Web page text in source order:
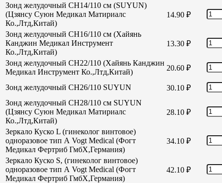
Зонд желудочный CH14/110 см (SUYUN)
(Цзянсу Суюн Медикал Матириалс
Ко.,Лтд,Китай)
14.90 ₽
Зонд желудочный CH16/110 см (Хайянь
Канджин Медикал Инструмент
Ко.,Лтд,Китай)
13.30 ₽
Зонд желудочный СН22/110 (Хайянь Канджин
Медикал Инструмент Ко.,Лтд,Китай)
20.60 ₽
Зонд желудочный СН26/110 SUYUN 30.10 ₽
Зонд желудочный СН28/110 см SUYUN
(Цзянсу Суюн Медикал Матириалс
Ко.,Лтд,Китай)
28.10 ₽
Зеркало Куско L (гинеколог винтовое)
одноразовое тип А Vogt Medical (Фогт
Медикал Фертриб ГмбХ,Германия)
34.10 ₽
Зеркало Куско S, (гинеколог винтовое)
одноразовое тип А Vogt Medical (Фогт
Медикал Фертриб ГмбХ,Германия)
42.10 ₽